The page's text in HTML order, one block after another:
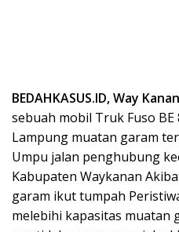
BEDAHKASUS.ID, Way Kanan
sebuah mobil Truk Fuso BE
Lampung muatan garam
Umpu jalan penghubung
Kabupaten Waykanan
garam ikut tumpah
melebihi kapasitas